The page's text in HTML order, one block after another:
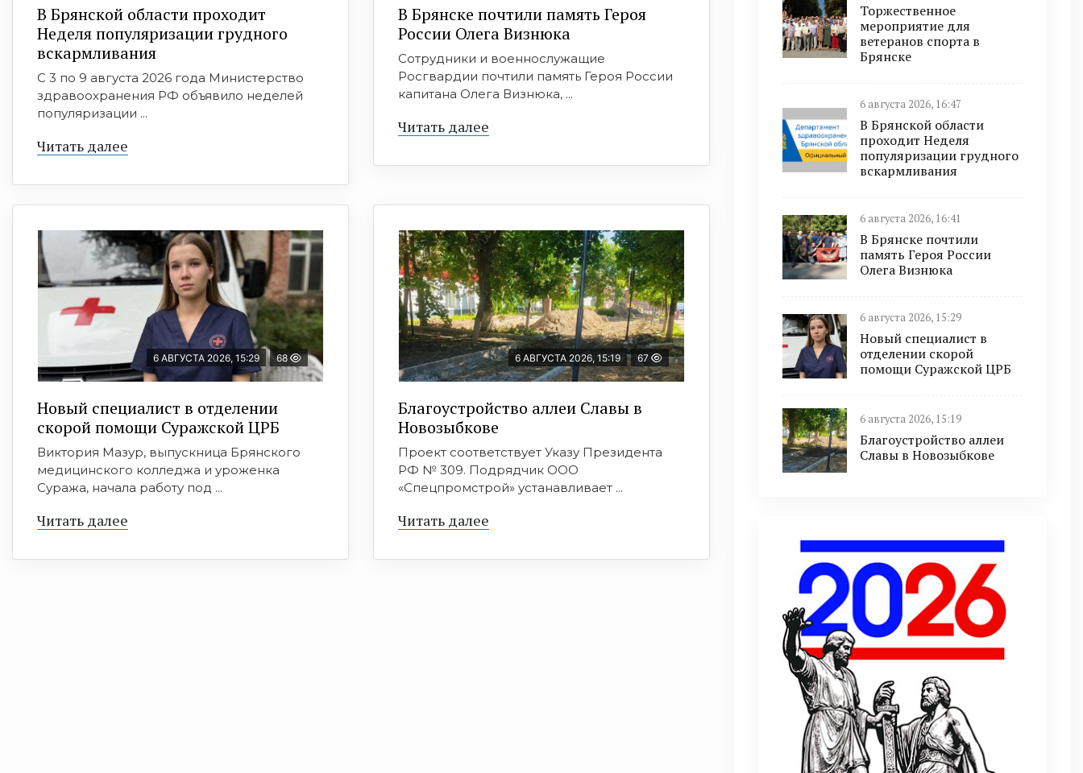
В Брянской области проходит
Неделя популяризации грудного
вскармливания
С 3 по 9 августа 2026 года Министерство
здравоохранения РФ объявило неделей
популяризации ...
Читать далее
В Брянске почтили память Героя
России Олега Визнюка
Сотрудники и военнослужащие
Росгвардии почтили память Героя России
капитана Олега Визнюка, ...
Читать далее
6 АВГУСТА 2026, 15:29 68
Новый специалист в отделении
скорой помощи Суражской ЦРБ
Виктория Мазур, выпускница Брянского
медицинского колледжа и уроженка
Суража, начала работу под ...
Читать далее
6 АВГУСТА 2026, 15:19 67
Благоустройство аллеи Славы в
Новозыбкове
Проект соответствует Указу Президента
РФ № 309. Подрядчик ООО
«Спецпромстрой» устанавливает ...
Читать далее
Торжественное
мероприятие для
ветеранов спорта в
Брянске
6 августа 2026, 16:47
В Брянской области
проходит Неделя
популяризации грудного
вскармливания
6 августа 2026, 16:41
В Брянске почтили
память Героя России
Олега Визнюка
6 августа 2026, 15:29
Новый специалист в
отделении скорой
помощи Суражской ЦРБ
6 августа 2026, 15:19
Благоустройство аллеи
Славы в Новозыбкове